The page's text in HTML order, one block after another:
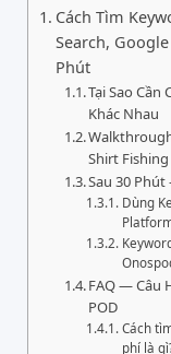
Cách Tìm
Search,
Phút
Tại Sao Cần
Khác Nhau
Shirt
Sau 30
Dùng
FAQ — Câu
POD
Cách
phí là